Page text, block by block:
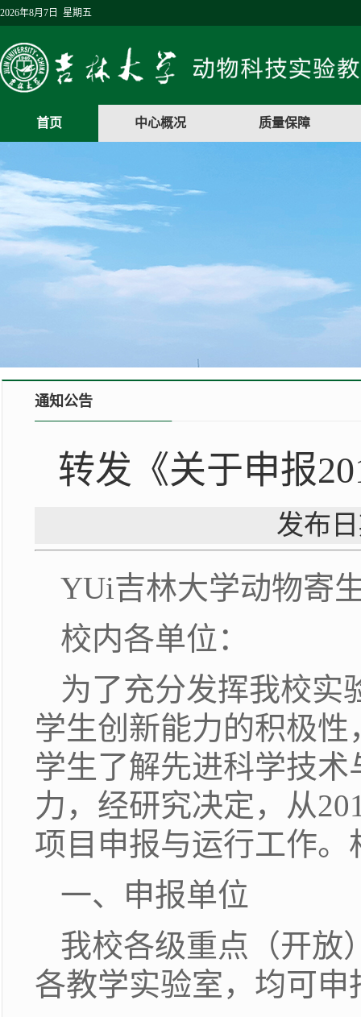
2026年8月7日 星期五
首页 中心概况 质量保障
通知公告
转发《关于申报
发布
YUi吉林大学动物寄
校内各单位：
为了充分发挥我校实
学生创新能力的积极
学生了解先进科学技
力，经研究决定，从
项目申报与运行工作
一、申报单位
我校各级重点（开放
各教学实验室，均可